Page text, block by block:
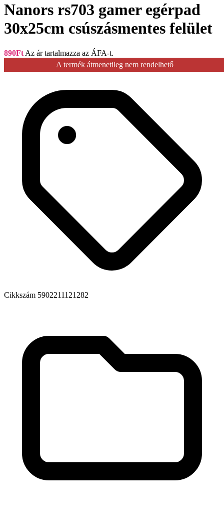
Nanors rs703 gamer egérpad
30x25cm csúszásmentes felület
890Ft Az ár tartalmazza az ÁFA-t.
A termék átmenetileg nem rendelhető
Cikkszám 5902211121282